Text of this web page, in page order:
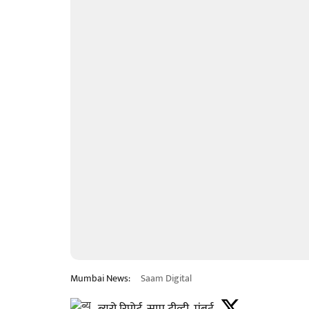
Mumbai News: Saam Digital